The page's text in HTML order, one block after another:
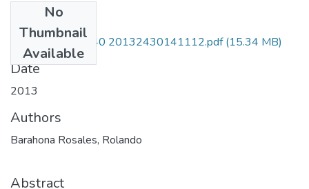
No
Thumbnail
Available
330752128540 20132430141112.pdf(15.34 MB)
Date
2013
Authors
Barahona Rosales, Rolando
Abstract